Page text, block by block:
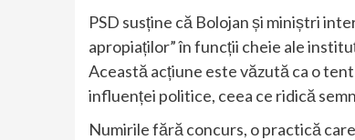
PSD susține că Bolojan și miniștri
apropiaților” în funcții cheie ale
Această acțiune este văzută ca o
influenței politice, ceea ce ridică
Numirile fără concurs, o practică